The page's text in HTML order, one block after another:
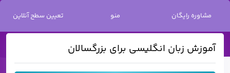
مشاوره رایگان منو تعیین سطح آنلاین / آموزش زبان انگلیسی
آموزش زبان انگلیسی برای بزرگسالان